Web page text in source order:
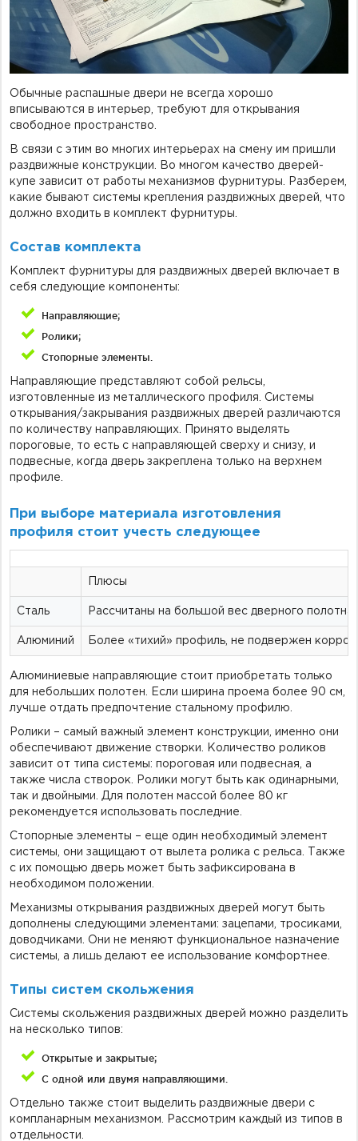
Фурнитура для душевых ограждений (распашная серия)
Двери межкомнатные цельностеклянные
Обычные распашные двери не всегда хорошо
вписываются в интерьер, требуют для открывания
свободное пространство.
В связи с этим во многих интерьерах на смену им пришли
раздвижные конструкции. Во многом качество дверей-
купе зависит от работы механизмов фурнитуры. Разберем,
какие бывают системы крепления раздвижных дверей, что
должно входить в комплект фурнитуры.
Состав комплекта
Комплект фурнитуры для раздвижных дверей включает в
себя следующие компоненты:
Направляющие;
Ролики;
Стопорные элементы.
Направляющие представляют собой рельсы,
изготовленные из металлического профиля. Системы
открывания/закрывания раздвижных дверей различаются
по количеству направляющих. Принято выделять
пороговые, то есть с направляющей сверху и снизу, и
подвесные, когда дверь закреплена только на верхнем
профиле.
При выборе материала изготовления
профиля стоит учесть следующее
Плюсы
Сталь Рассчитаны на большой вес дверного
Алюминий Более «тихий» профиль, не подвержен
Алюминиевые направляющие стоит приобретать только
для небольших полотен. Если ширина проема более 90 см,
лучше отдать предпочтение стальному профилю.
Ролики – самый важный элемент конструкции, именно они
обеспечивают движение створки. Количество роликов
зависит от типа системы: пороговая или подвесная, а
также числа створок. Ролики могут быть как одинарными,
так и двойными. Для полотен массой более 80 кг
рекомендуется использовать последние.
Стопорные элементы – еще один необходимый элемент
системы, они защищают от вылета ролика с рельса. Также
с их помощью дверь может быть зафиксирована в
необходимом положении.
Механизмы открывания раздвижных дверей могут быть
дополнены следующими элементами: зацепами, тросиками,
доводчиками. Они не меняют функциональное назначение
системы, а лишь делают ее использование комфортнее.
Типы систем скольжения
Системы скольжения раздвижных дверей можно разделить
на несколько типов:
Открытые и закрытые;
С одной или двумя направляющими.
Отдельно также стоит выделить раздвижные двери с
компланарным механизмом. Рассмотрим каждый из типов в
отдельности.